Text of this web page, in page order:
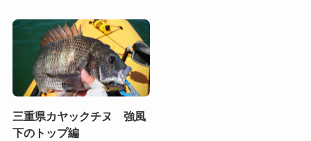
三重県カヤックチヌ 強風
下のトップ編